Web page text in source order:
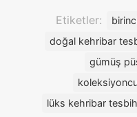
Yapımı
Damla
34cm
Etiketler:
doğal kehribar
gümüş
lüks kehribar tesbih